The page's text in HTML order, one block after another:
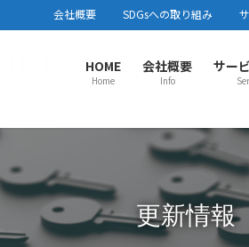
会社概要 SDGsへの取り組み
HOME
Home
会社概要
Info
サー
さいたま市センター
さいたま市川口市蕨市戸田市
練馬区
上尾市センター
上尾市蓮田市行田市羽生市鴻巣
白岡市伊奈町川島町吉見町
更新情報